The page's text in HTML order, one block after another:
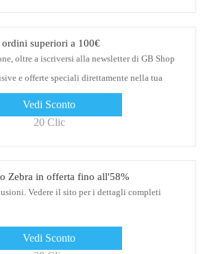
superiori a 100€
oltre a iscriversi alla newsletter di GB Shop
e offerte speciali direttamente nella tua
Vedi Sconto
20 Clic
Zebra in offerta fino all'58%
Vedere il sito per i dettagli completi
Vedi Sconto